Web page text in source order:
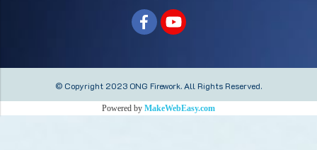
© Copyright 2023 ONG Firework.All Rights Reserved.
Powered by MakeWebEasy.com